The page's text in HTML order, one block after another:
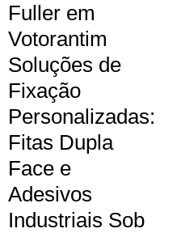
Fuller em
Votorantim
Soluções de
Fixação
Personalizadas:
Fitas Dupla
Face e
Adesivos
Industriais Sob